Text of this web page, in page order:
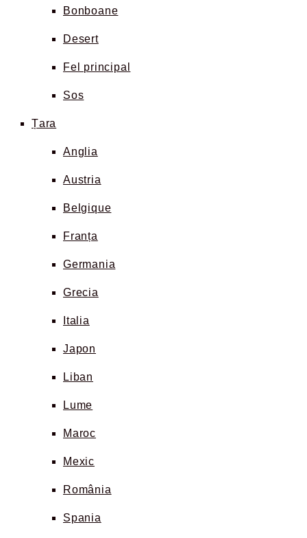
Bonboane
Desert
Fel principal
Sos
Țara
Anglia
Austria
Belgique
Franța
Germania
Grecia
Italia
Japon
Liban
Lume
Maroc
Mexic
România
Spania